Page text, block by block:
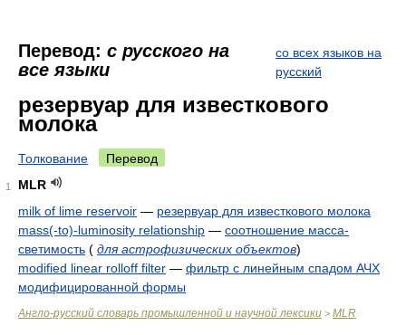
Перевод: с русского на
все языки
со всех языков на
русский
резервуар для известкового
молока
Толкование Перевод
1
MLR
milk of lime reservoir — резервуар для известкового молока
mass(-to)-luminosity relationship — соотношение масса-
светимость ( для астрофизических объектов)
modified linear rolloff filter — фильтр с линейным спадом АЧХ
модифицированной формы
Англо-русский словарь промышленной и научной лексики > MLR